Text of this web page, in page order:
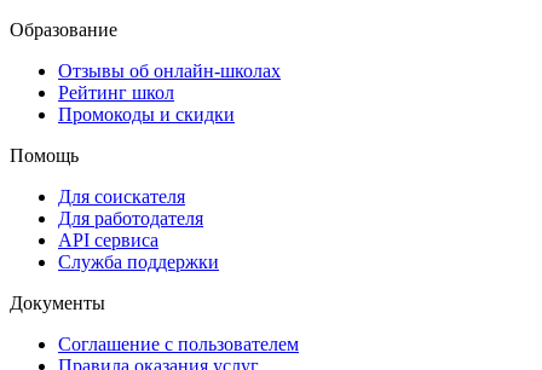
Образование
Отзывы об онлайн-школах
Рейтинг школ
Промокоды и скидки
Помощь
Для соискателя
Для работодателя
API сервиса
Служба поддержки
Документы
Соглашение с пользователем
Правила оказания услуг